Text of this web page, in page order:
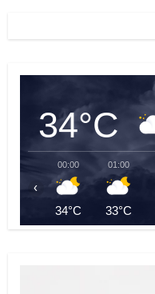
34°C
00:00
34°C
01:00
33°C
‹